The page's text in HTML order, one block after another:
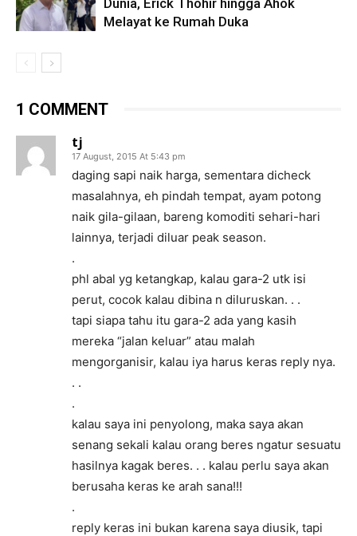
Melayat ke Rumah Duka
1 COMMENT
tj
17 August, 2015 At 5:43 pm
daging sapi naik harga, sementara dicheck
masalahnya, eh pindah tempat, ayam potong
naik gila-gilaan, bareng komoditi sehari-hari
lainnya, terjadi diluar peak season.
.
phl abal yg ketangkap, kalau gara-2 utk isi
perut, cocok kalau dibina n diluruskan. . .
tapi siapa tahu itu gara-2 ada yang kasih
mereka “jalan keluar” atau malah
mengorganisir, kalau iya harus keras reply nya.
. .
.
kalau saya ini penyolong, maka saya akan
senang sekali kalau orang beres ngatur sesuatu
hasilnya kagak beres. . . kalau perlu saya akan
berusaha keras ke arah sana!!!
.
reply keras ini bukan karena saya diusik, tapi